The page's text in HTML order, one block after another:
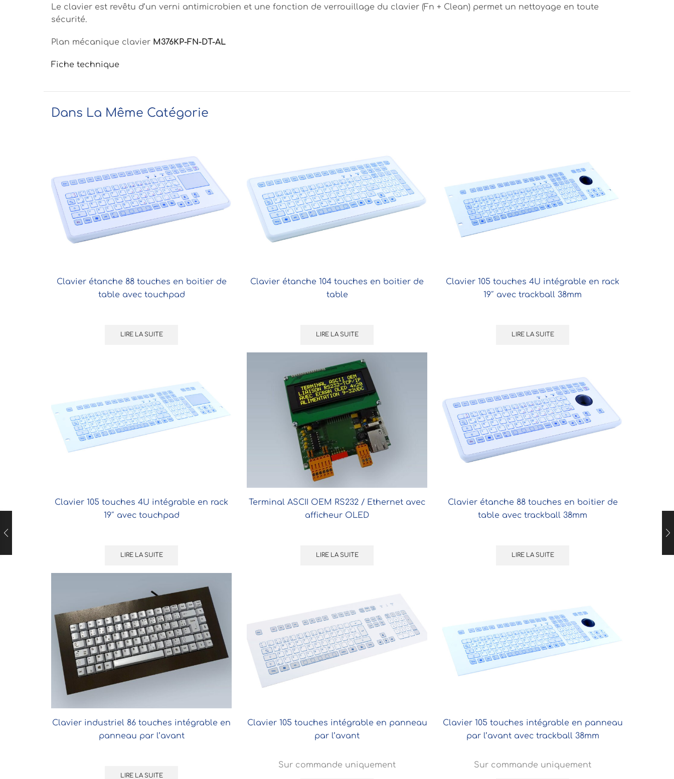
Le clavier est revêtu d’un verni antimicrobien et une fonction de verrouillage du clavier (Fn + Clean) permet un nettoyage en toute
sécurité.
Plan mécanique clavier M376KP-FN-DT-AL
Fiche technique
Dans La Même Catégorie
Clavier étanche 88 touches en boitier de
table avec touchpad
LIRE LA SUITE
Clavier étanche 104 touches en boitier de
table
LIRE LA SUITE
Clavier 105 touches 4U intégrable en rack
19″ avec trackball 38mm
LIRE LA SUITE
Clavier 105 touches 4U intégrable en rack
19″ avec touchpad
LIRE LA SUITE
Terminal ASCII OEM RS232 / Ethernet avec
afficheur OLED
LIRE LA SUITE
Clavier étanche 88 touches en boitier de
table avec trackball 38mm
LIRE LA SUITE
Clavier industriel 86 touches intégrable en
panneau par l’avant
LIRE LA SUITE
Clavier 105 touches intégrable en panneau
par l’avant
Sur commande uniquement
Clavier 105 touches intégrable en panneau
par l’avant avec trackball 38mm
Sur commande uniquement